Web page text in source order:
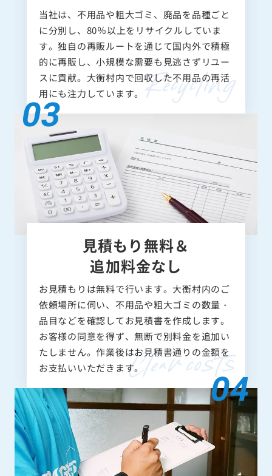
当社は、不用品や粗大ゴミ、廃品を品種ごと
に分別し、80％以上をリサイクルしていま
す。独自の再販ルートを通じて国内外で積極
的に再販し、小規模な需要も見逃さずリユー
スに貢献。大衡村内で回収した不用品の再活
用にも注力しています。
見積もり無料＆
追加料金なし
お見積もりは無料で行います。大衡村内のご
依頼場所に伺い、不用品や粗大ゴミの数量・
品目などを確認してお見積書を作成します。
お客様の同意を得ず、無断で別料金を追加い
たしません。作業後はお見積書通りの金額を
お支払いいただきます。